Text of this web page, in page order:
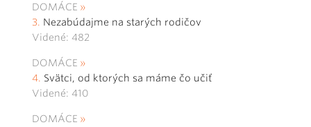
DOMÁCE
Nezabúdajme na starých rodičov
Videné: 482
DOMÁCE
Svätci, od ktorých sa máme čo učiť
Videné: 410
DOMÁCE